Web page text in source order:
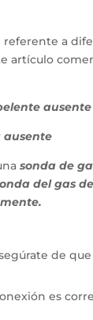
a
artículo
ausente
ausente
sonda de
del gas
de
es